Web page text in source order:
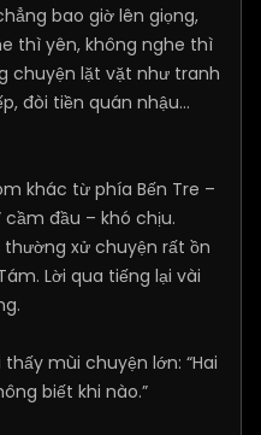
bao giờ lên giọng,
thì yên, không nghe thì
chuyện lặt vặt như tranh
đòi tiền quán nhậu…
khác từ phía Bến Tre –
cầm đầu – khó chịu.
xử chuyện rất ồn
Lời qua tiếng lại vài
mùi chuyện lớn: “Hai
biết khi nào.”